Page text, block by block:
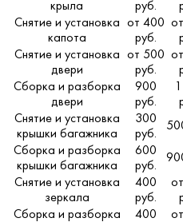
крыла
руб.
Снятие и установка
капота
от 400
руб.
Снятие и установка
двери
от 500
руб.
Сборка и разборка
двери
900
руб.
Снятие и установка
крышки багажника
300
руб.
Сборка и разборка
крышки багажника
600
руб.
Снятие и установка
зеркала
400
руб.
Сборка и разборка
400